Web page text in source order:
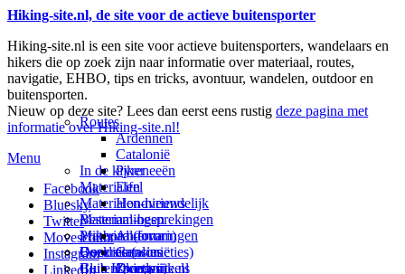
Hiking-site.nl, de site voor de actieve buitensporter
Hiking-site.nl is een site voor actieve buitensporters, wandelaars en
hikers die op zoek zijn naar informatie over materiaal, routes,
navigatie, EHBO, tips en tricks, avontuur, wandelen, outdoor en
buitensporten.
Nieuw op deze site? Lees dan eerst eens rustig deze pagina met
informatie over Hiking-site.nl!
Menu
Facebook
Bluesky
Twitter
Movescount
Instagram
LinkedIn
Prikbord (forum)
Goodies (winacties)
Club Hiking-site.nl
In de kijker
Materialen
Materialen-nieuws
Materiaal-besprekingen
Materiaal-ervaringen
Boekrecensies
Buitensportwinkels
Routes
Ardennen
Catalonië
Pyreneeën
Eifel
Hondvriendelijk
Bestemmingen
Andorra
Catalonië
Zweden
Deze site
Over mij